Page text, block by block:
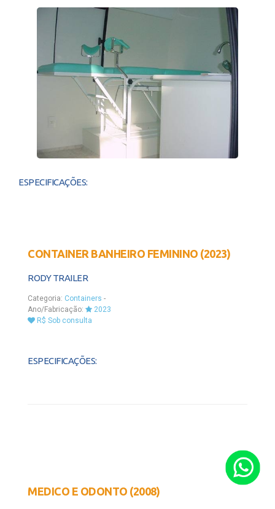
ESPECIFICAÇÕES:
CONTAINER BANHEIRO FEMININO (2023)
RODY TRAILER
Categoria: Containers -
Ano/Fabricação:
2023
R$ Sob consulta
ESPECIFICAÇÕES:
MEDICO E ODONTO (2008)